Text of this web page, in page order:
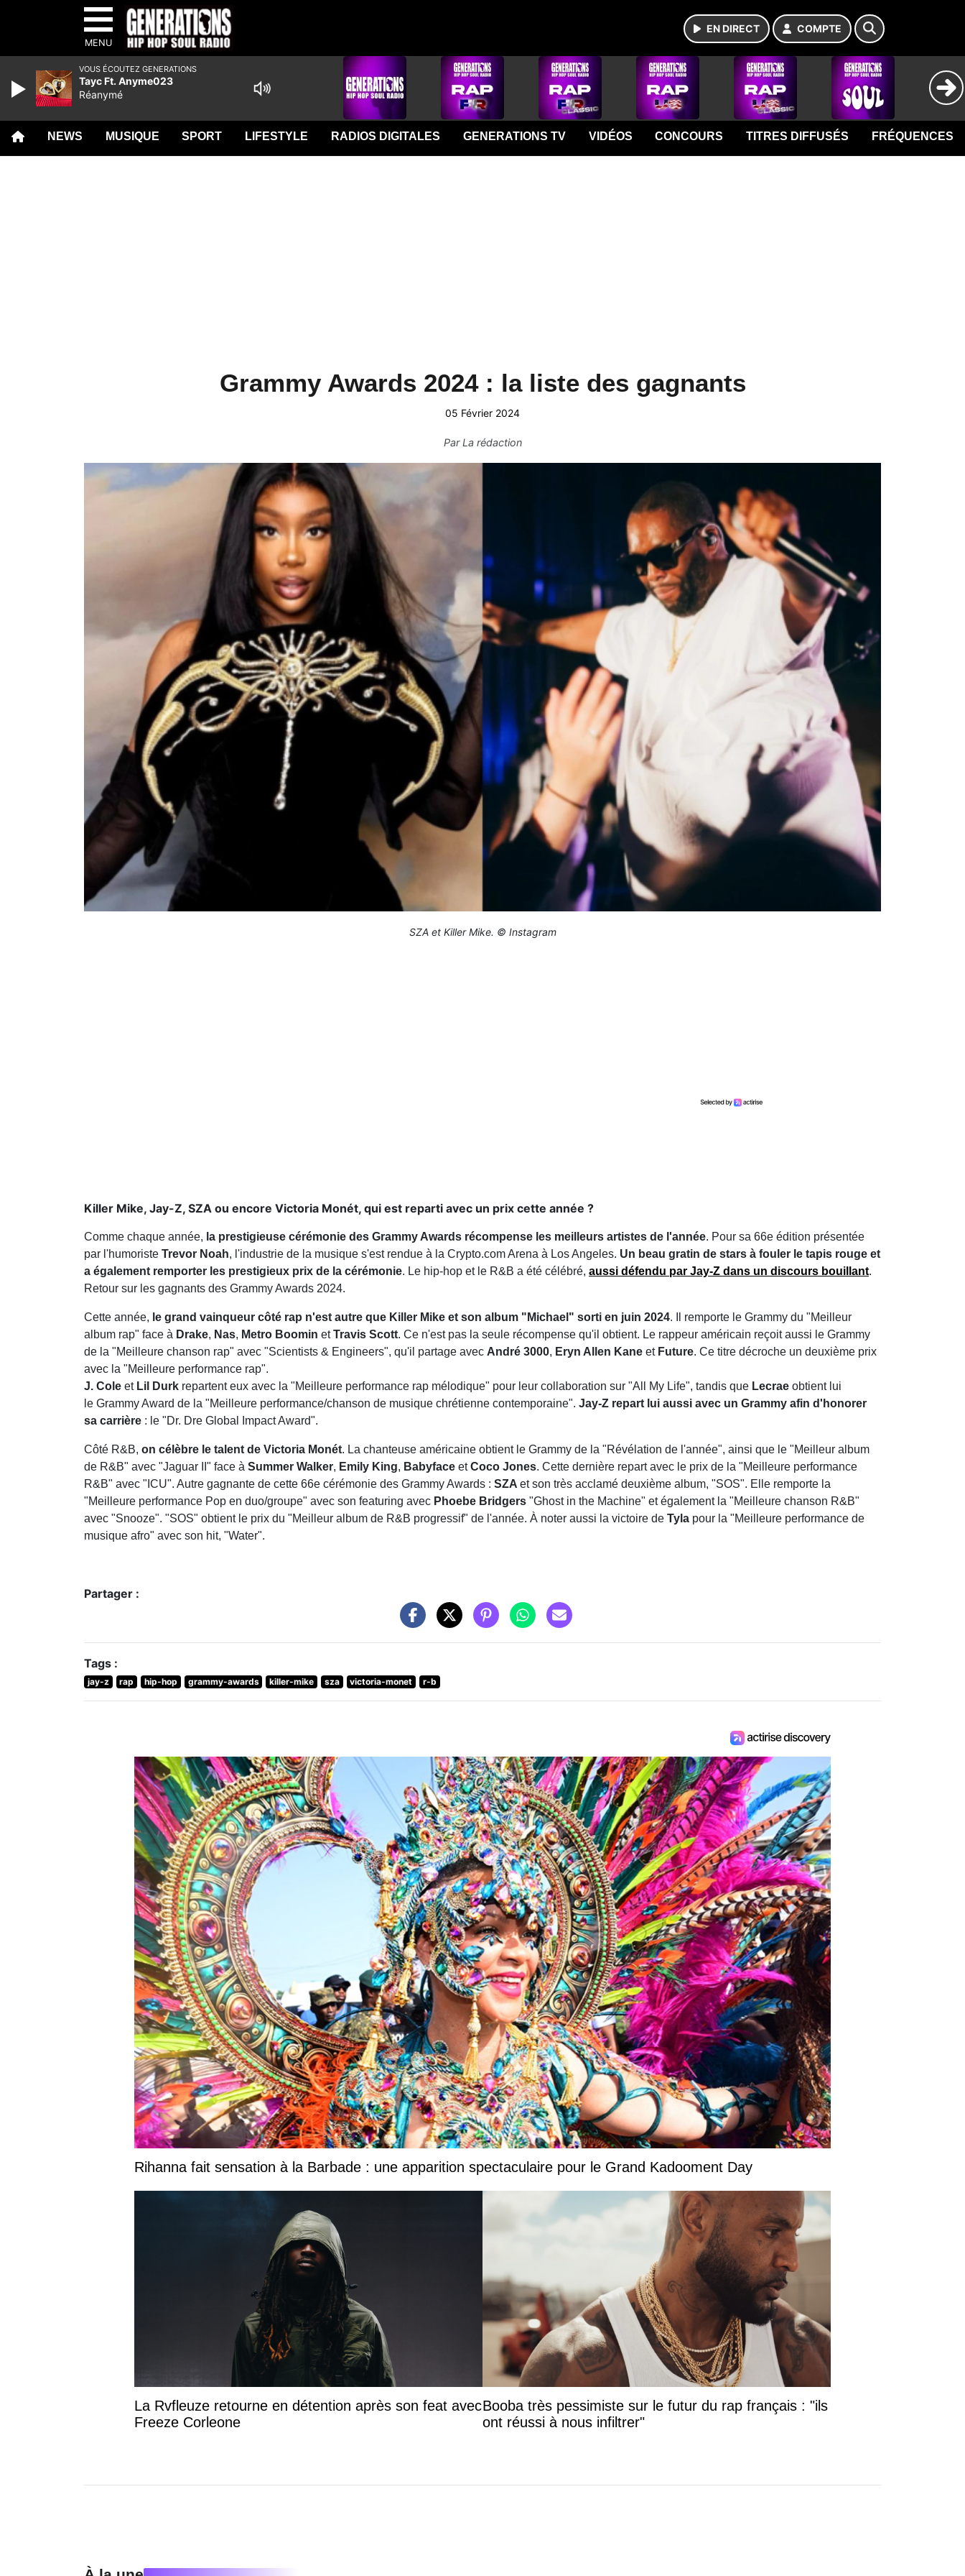
MENU
EN DIRECT COMPTE
NEWS MUSIQUE SPORT LIFESTYLE RADIOS DIGITALES GENERATIONS TV VIDÉOS CONCOURS TITRES DIFFUSÉS FRÉQUENCES
Grammy Awards 2024 : la liste des gagnants
05 Février 2024
ParLa rédaction
SZA et Killer Mike. © Instagram
Killer Mike, Jay-Z, SZA ou encore Victoria Monét, qui est reparti avec un prix cette année ?
Comme chaque année, la prestigieuse cérémonie des Grammy Awards récompense les meilleurs artistes de l'année. Pour sa 66e édition présentée
par l'humoriste Trevor Noah, l'industrie de la musique s'est rendue à la Crypto.com Arena à Los Angeles. Un beau gratin de stars à fouler le tapis rouge et
a également remporter les prestigieux prix de la cérémonie. Le hip-hop et le R&B a été célébré, aussi défendu par Jay-Z dans un discours bouillant.
Retour sur les gagnants des Grammy Awards 2024.
Cette année, le grand vainqueur côté rap n'est autre que Killer Mike et son album "Michael" sorti en juin 2024. Il remporte le Grammy du "Meilleur
album rap" face à Drake, Nas, Metro Boomin etTravis Scott. Ce n'est pas la seule récompense qu'il obtient. Le rappeur américain reçoit aussi le Grammy
de la "Meilleure chanson rap" avec "Scientists & Engineers", qu'il partage avec André 3000, Eryn Allen Kane et Future. Ce titre décroche un deuxième prix
avec la "Meilleure performance rap".
J. Cole et Lil Durk repartent eux avec la "Meilleure performance rap mélodique" pour leur collaboration sur "All My Life", tandis que Lecrae obtient lui
le Grammy Award de la "Meilleure performance/chanson de musique chrétienne contemporaine". Jay-Z repart lui aussi avec un Grammy afin d'honorer
sa carrière : le "Dr. Dre Global Impact Award".
Côté R&B, on célèbre le talent de Victoria Monét. La chanteuse américaine obtient le Grammy de la "Révélation de l'année", ainsi que le "Meilleur album
de R&B" avec "Jaguar II" face à Summer Walker, Emily King, Babyface etCoco Jones. Cette dernière repart avec le prix de la "Meilleure performance
R&B" avec "ICU". Autre gagnante de cette 66e cérémonie des Grammy Awards : SZA et son très acclamé deuxième album, "SOS". Elle remporte la
"Meilleure performance Pop en duo/groupe" avec son featuring avec Phoebe Bridgers "Ghost in the Machine" et également la "Meilleure chanson R&B"
avec "Snooze". "SOS" obtient le prix du "Meilleur album de R&B progressif" de l'année. À noter aussi la victoire de Tyla pour la "Meilleure performance de
musique afro" avec son hit, "Water".
Partager :
Tags :
jay-z rap hip-hop grammy-awards killer-mike sza victoria-monet r-b
Rihanna fait sensation à la Barbade : une apparition spectaculaire pour le Grand Kadooment Day
La Rvfleuze retourne en détention après son feat avec
Freeze Corleone
Booba très pessimiste sur le futur du rap français : "ils
ont réussi à nous infiltrer"
VOUS ÉCOUTEZ GENERATIONS
Tayc Ft. Anyme023
Réanymé